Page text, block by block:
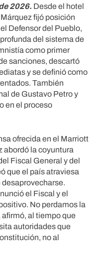
2026. Desde el hotel
fijó posición
Defensor del Pueblo,
del sistema de
como primer
sanciones, descartó
y se definió como
También
de Gustavo Petro y
en el proceso
ofrecida en el Marriott
abordó la coyuntura
Fiscal General y del
que el país atraviesa
el Fiscal y el
No perdamos la
al tiempo que
autoridades que
no al